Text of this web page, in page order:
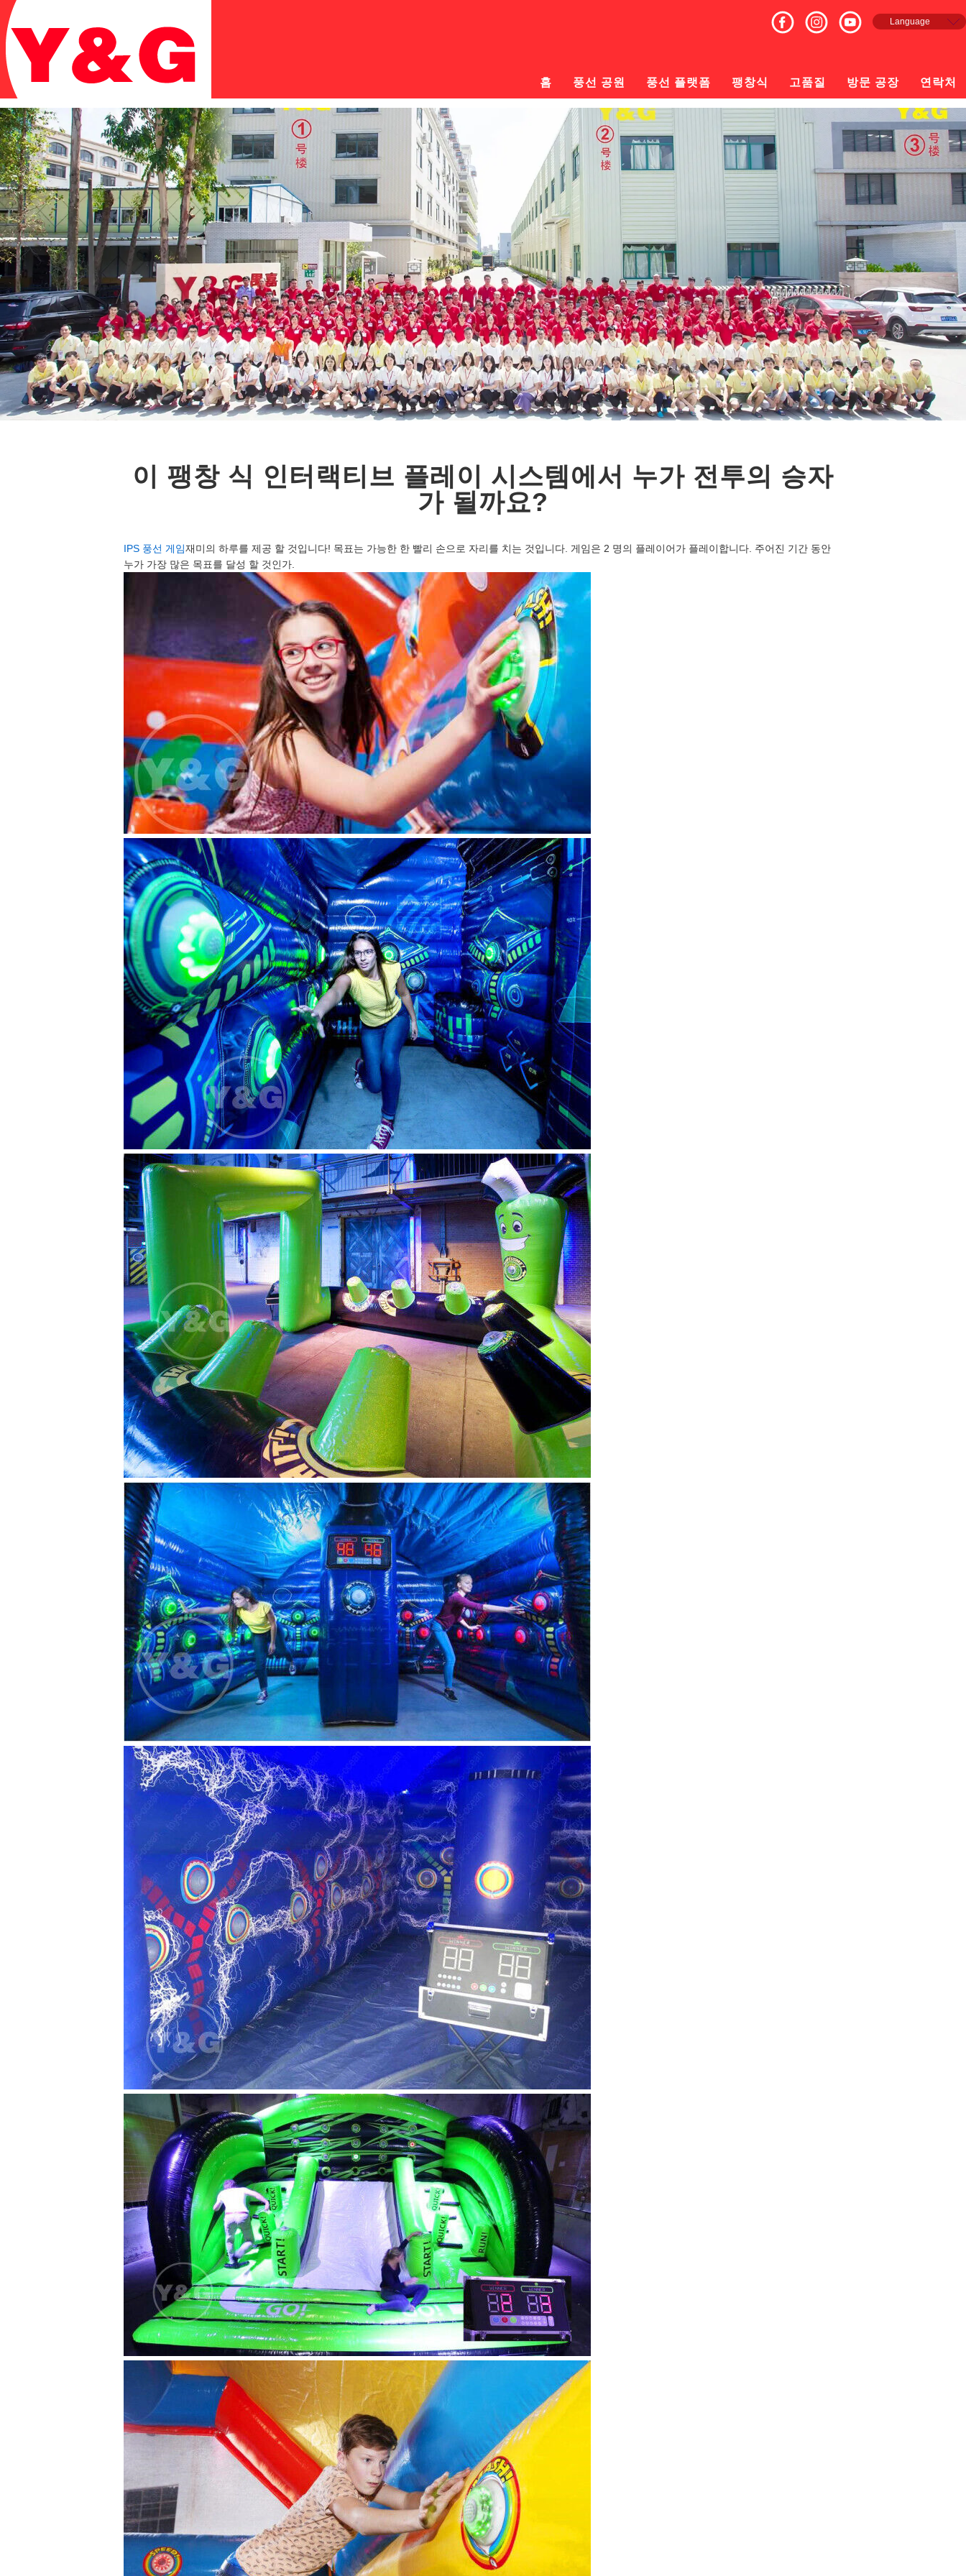
Language
русский
日本語
한국의
홈 풍선 공원 풍선 플랫폼 팽창식 고품질 방문 공장 연락처
이 팽창 식 인터랙티브 플레이 시스템에서 누가 전투의 승자
가 될까요?
IPS 풍선 게임재미의 하루를 제공 할 것입니다! 목표는 가능한 한 빨리 손으로 자리를 치는 것입니다. 게임은 2 명의 플레이어가 플레이합니다. 주어진 기간 동안
누가 가장 많은 목표를 달성 할 것인가.